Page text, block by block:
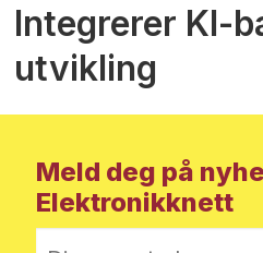
Integrerer KI-
utvikling
Meld deg på
Elektronikknett